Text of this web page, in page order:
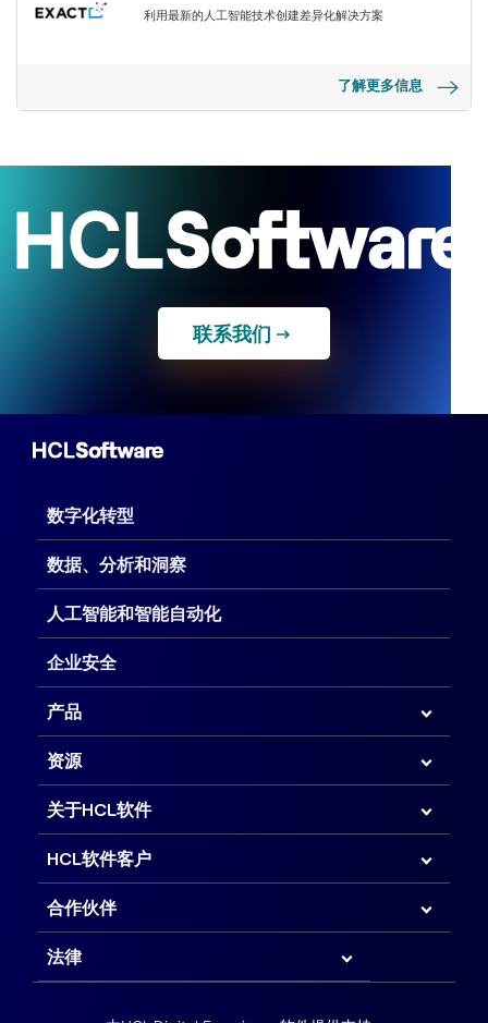
利用最新的人工智能技术创建差异化解决方案
了解更多信息
联系我们
数字化转型
数据、分析和洞察
人工智能和智能自动化
企业安全
产品
资源
关于HCL软件
HCL软件客户
合作伙伴
法律